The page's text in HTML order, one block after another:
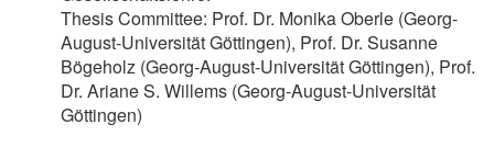
Thesis Committee: Prof. Dr. Monika Oberle (Georg-
August-Universität Göttingen), Prof. Dr. Susanne
Bögeholz (Georg-August-Universität Göttingen), Prof.
Dr. Ariane S. Willems (Georg-August-Universität
Göttingen)